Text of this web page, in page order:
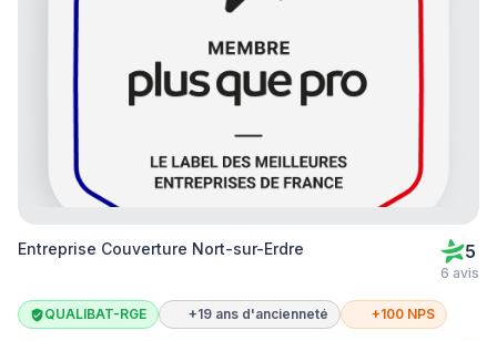
Entreprise Couverture Nort-sur-Erdre 5
6 avis
QUALIBAT-RGE +19 ans d'ancienneté +100 NPS